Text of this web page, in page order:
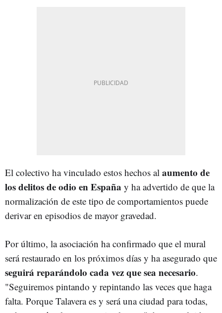
El colectivo ha vinculado estos hechos al aumento de
los delitos de odio en España y ha advertido de que la
normalización de este tipo de comportamientos puede
derivar en episodios de mayor gravedad.
Por último, la asociación ha confirmado que el mural
será restaurado en los próximos días y ha asegurado que
seguirá reparándolo cada vez que sea necesario.
"Seguiremos pintando y repintando las veces que haga
falta. Porque Talavera es y será una ciudad para todas,